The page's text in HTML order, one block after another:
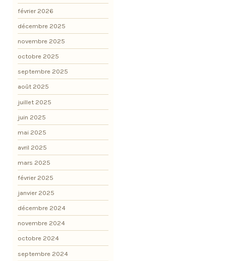
février 2026
décembre 2025
novembre 2025
octobre 2025
septembre 2025
août 2025
juillet 2025
juin 2025
mai 2025
avril 2025
mars 2025
février 2025
janvier 2025
décembre 2024
novembre 2024
octobre 2024
septembre 2024